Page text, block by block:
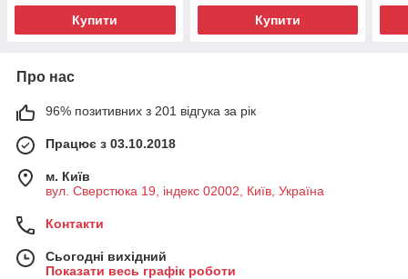
Купити Купити
Про нас
96% позитивних з 201 відгука за рік
Працює з 03.10.2018
м. Київ
вул. Сверстюка 19, індекс 02002, Київ, Україна
Контакти
Сьогодні вихідний
Показати весь графік роботи